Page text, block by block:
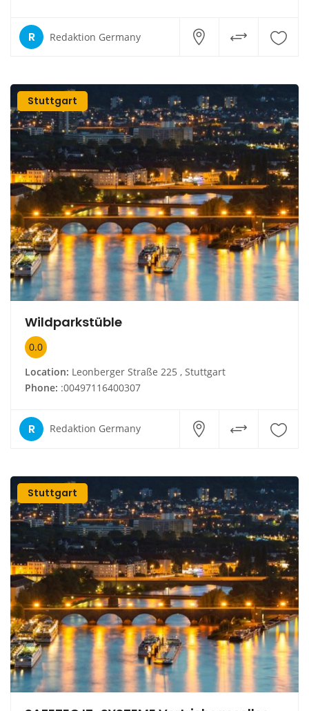
R Redaktion Germany
Stuttgart
Wildparkstüble
0.0
Location: Leonberger Straße 225 , Stuttgart
Phone: :00497116400307
R Redaktion Germany
Stuttgart